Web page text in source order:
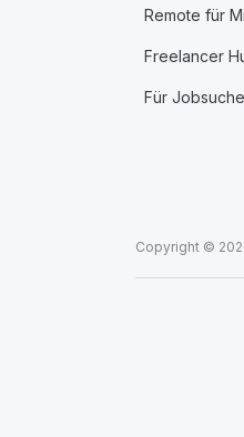
Remote für
Freelancer
Für
Copyright ©